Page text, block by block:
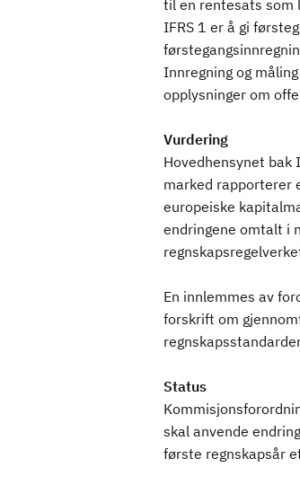
til en rentesats som
IFRS 1 er å gi
Innregning og
opplysninger om
Vurdering
Hovedhensynet bak
marked rapporterer
europeiske
endringene omtalt i
En innlemmes av
forskrift om
Status
skal anvende
første regnskapsår